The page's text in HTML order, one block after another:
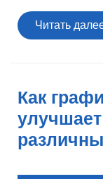
Читать
Как